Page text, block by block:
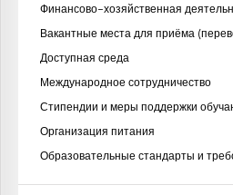
Финансово-хозяйственная
Вакантные места для приёма
Доступная среда
Международное сотрудничество
Стипендии и меры поддержки
Организация питания
Образовательные стандарты и